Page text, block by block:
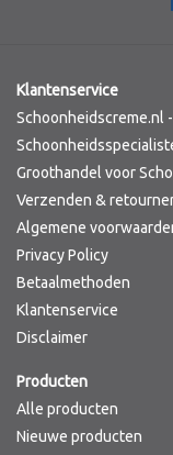
Klantenservice
Schoonheidscreme.nl
Groothandel voor
Verzenden &
Algemene
Privacy Policy
Betaalmethoden
Klantenservice
Disclaimer
Producten
Alle producten
Nieuwe producten